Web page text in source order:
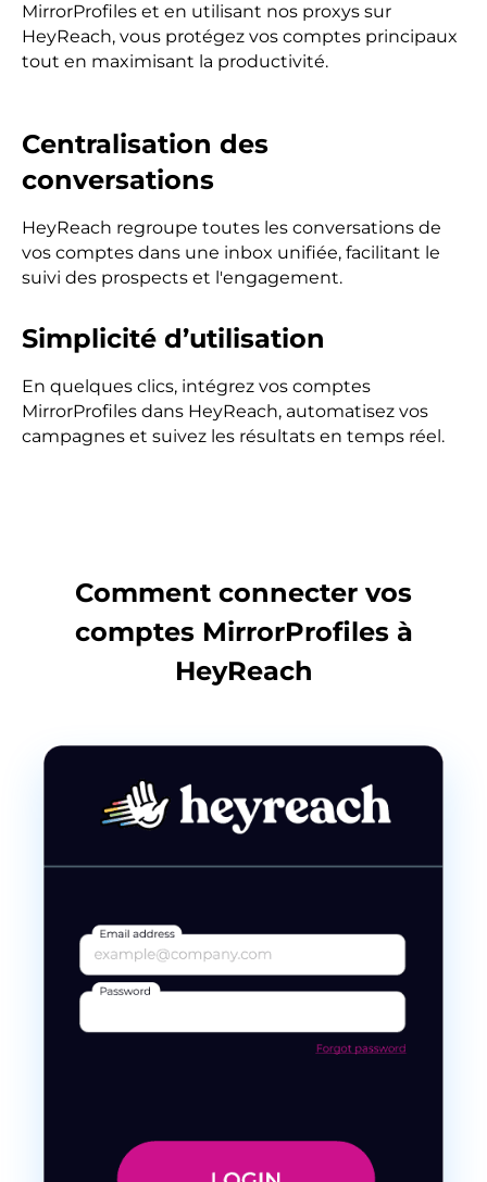
MirrorProfiles et en utilisant nos proxys sur
HeyReach, vous protégez vos comptes principaux
tout en maximisant la productivité.
Centralisation des
conversations
HeyReach regroupe toutes les conversations de
vos comptes dans une inbox unifiée, facilitant le
suivi des prospects et l'engagement.
Simplicité d’utilisation
En quelques clics, intégrez vos comptes
MirrorProfiles dans HeyReach, automatisez vos
campagnes et suivez les résultats en temps réel.
Comment connecter vos
comptes MirrorProfiles à
HeyReach